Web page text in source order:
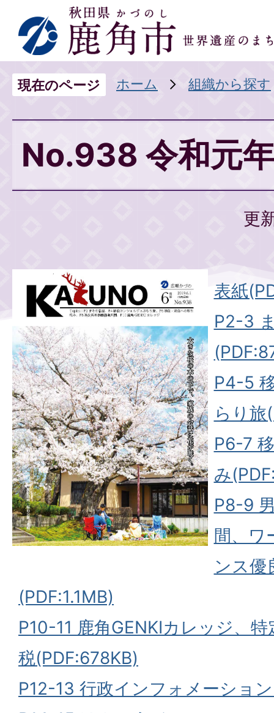
現在のページ ホーム 組織から探す
No.938 令和元
更
表紙
P2-3
P4-5
らり旅
P6-7
み
P8-9
間、ワ
ンス優
(PDF:1.1MB)
P10-11 鹿角GENKIカレッジ、
税(PDF:678KB)
P12-13 行政インフォメーショ